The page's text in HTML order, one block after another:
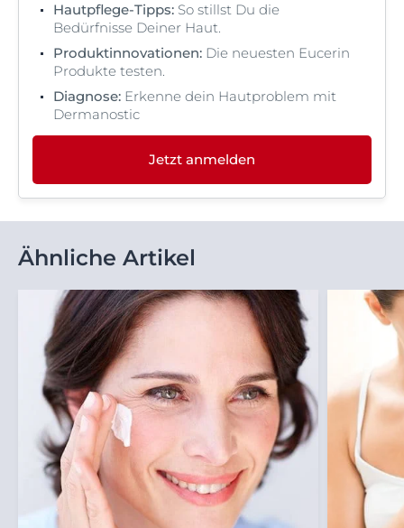
Hautpflege-Tipps: So stillst Du die
Bedürfnisse Deiner Haut.
Produktinnovationen: Die neuesten Eucerin
Produkte testen.
Diagnose: Erkenne dein Hautproblem mit
Dermanostic
Jetzt anmelden
Ähnliche Artikel